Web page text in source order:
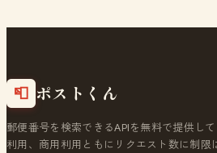
📮 ポストくん
郵便番号を検索できるAPIを無料で提供し
利用、商用利用ともにリクエスト数に制限